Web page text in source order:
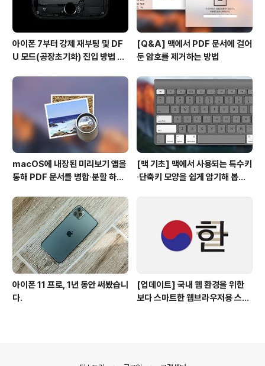
아이폰 7부터 강제 재부팅 및 DF
U 모드(공장초기화) 진입 방법 변
[Q&A] 맥에서 PDF 문서에 걸어
둔 암호를 제거하는 방법
macOS에 내장된 미리보기 앱을
통해 PDF 문서를 병합∙분할 하는
[맥 기초] 맥에서 사용되는 특수키
∙단축키 모양을 쉽게 암기해 봅시
아이폰 11 프로, 1년 동안 써봤습니
다.
[업데이트] 국내 웹 환경을 위한
보다 스마트한 웹브라우저용 스타